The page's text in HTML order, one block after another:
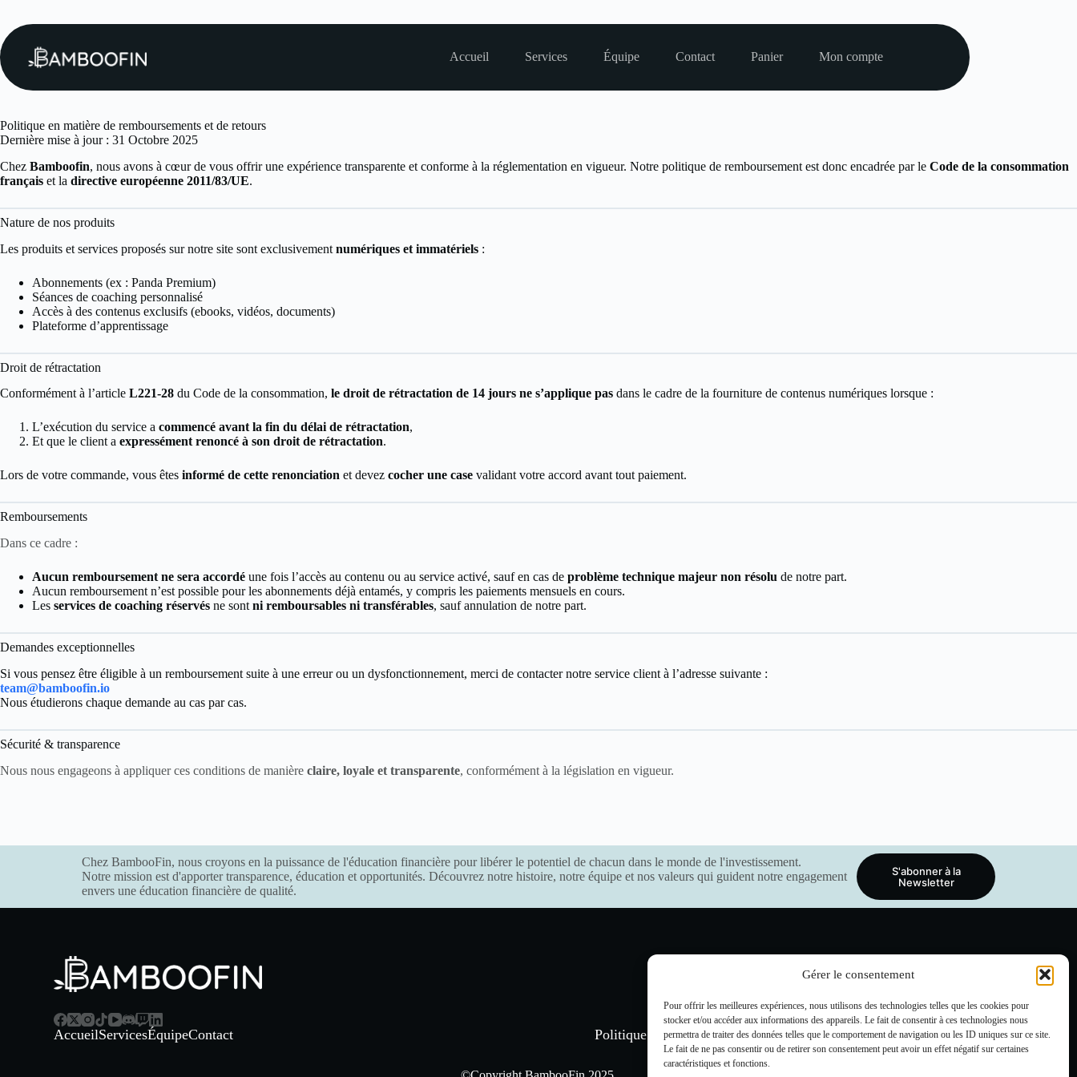
Gérer le consentement
Pour offrir les meilleures expériences, nous utilisons des technologies telles que les cookies pour
stocker et/ou accéder aux informations des appareils. Le fait de consentir à ces technologies nous
permettra de traiter des données telles que le comportement de navigation ou les ID uniques sur ce site.
Le fait de ne pas consentir ou de retirer son consentement peut avoir un effet négatif sur certaines
caractéristiques et fonctions.
contenu
Accueil
Services Équipe Contact Panier Mon compte
Politique en matière de remboursements et de retours
Politique en matière de remboursements et de retours
Dernière mise à jour : 31 Octobre 2025
Chez Bamboofin, nous avons à cœur de vous offrir une expérience transparente et conforme à la réglementation en vigueur. Notre politique de remboursement est donc encadrée par le Code de la consommation
français et la directive européenne 2011/83/UE.
Nature de nos produits
Les produits et services proposés sur notre site sont exclusivement numériques et immatériels :
Abonnements (ex : Panda Premium)
Séances de coaching personnalisé
Accès à des contenus exclusifs (ebooks, vidéos, documents)
Plateforme d’apprentissage
Droit de rétractation
Conformément à l’article L221-28 du Code de la consommation, le droit de rétractation de 14 jours ne s’applique pas dans le cadre de la fourniture de contenus numériques lorsque :
L’exécution du service a commencé avant la fin du délai de rétractation,
Et que le client a expressément renoncé à son droit de rétractation.
Lors de votre commande, vous êtes informé de cette renonciation et devez cocher une case validant votre accord avant tout paiement.
Remboursements
Dans ce cadre :
Aucun remboursement ne sera accordé une fois l’accès au contenu ou au service activé, sauf en cas de problème technique majeur non résolu de notre part.
Aucun remboursement n’est possible pour les abonnements déjà entamés, y compris les paiements mensuels en cours.
Les services de coaching réservés ne sont ni remboursables ni transférables, sauf annulation de notre part.
Demandes exceptionnelles
Si vous pensez être éligible à un remboursement suite à une erreur ou un dysfonctionnement, merci de contacter notre service client à l’adresse suivante :
team@bamboofin.io
Nous étudierons chaque demande au cas par cas.
Sécurité & transparence
Nous nous engageons à appliquer ces conditions de manière claire, loyale et transparente, conformément à la législation en vigueur.
Chez BambooFin, nous croyons en la puissance de l'éducation financière pour libérer le potentiel de chacun dans le monde de l'investissement.
Notre mission est d'apporter transparence, éducation et opportunités. Découvrez notre histoire, notre équipe et nos valeurs qui guident notre engagement
envers une éducation financière de qualité.
S'abonner à la
Newsletter
AccueilServicesÉquipeContact Politique de confidentialitéMentions LégalesPolitique de Remboursement